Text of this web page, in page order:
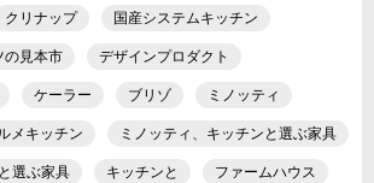
クリナップ 国産システムキッチン
の見本市 デザインプロダクト
ケーラー ブリゾ ミノッティ
メキッチン ミノッティ、キッチンと選ぶ家具
選ぶ家具 キッチンと ファームハウス